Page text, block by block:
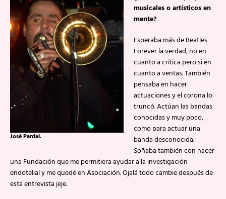
José Pardal.
musicales o artísticos en
mente?
Esperaba más de Beatles
Forever la verdad, no en
cuanto a crítica pero si en
cuanto a ventas. También
pensaba en hacer
actuaciones y el corona lo
truncó. Actúan las bandas
conocidas y muy poco,
como para actuar una
banda desconocida.
Soñaba también con hacer
una Fundación que me permitiera ayudar a la investigación
endotelial y me quedé en Asociación. Ojalá todo cambie después de
esta entrevista jeje.